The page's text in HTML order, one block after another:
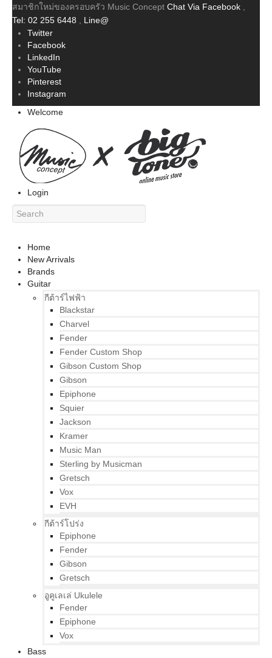
สมาชิกใหม่ของครอบครัว Music Concept Chat Via Facebook
Tel: 02 255 6448
Line@
Twitter
Facebook
LinkedIn
YouTube
Pinterest
Instagram
Welcome
Login
Home
New Arrivals
Brands
Guitar
กีต้าร์ไฟฟ้า
Blackstar
Charvel
Fender
Fender Custom Shop
Gibson Custom Shop
Gibson
Epiphone
Squier
Jackson
Kramer
Music Man
Sterling by Musicman
Gretsch
Vox
EVH
กีต้าร์โปร่ง
Epiphone
Fender
Gibson
Gretsch
อูคูเลเล่ Ukulele
Fender
Epiphone
Vox
Bass